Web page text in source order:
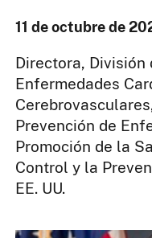
11 de octubre de
Directora, División
Enfermedades
Prevención de
Promoción de la
Control y la
EE. UU.